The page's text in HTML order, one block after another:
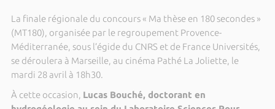
La finale régionale du concours « Ma thèse en 180 secondes »
(MT180), organisée par le regroupement Provence-
Méditerranée, sous l’égide du CNRS et de France Universités,
se déroulera à Marseille, au cinéma Pathé La Joliette, le
mardi 28 avril à 18h30.
À cette occasion, Lucas Bouché, doctorant en